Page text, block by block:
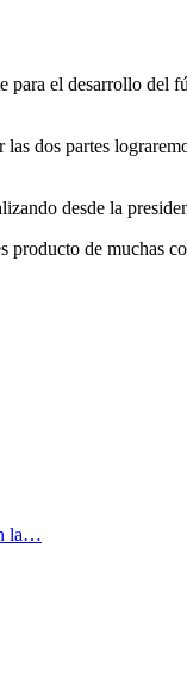
el desarrollo
dos partes
desde la
de muchas
la…